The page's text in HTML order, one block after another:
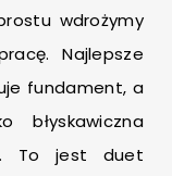
wdrożymy
Najlepsze
fundament, a
. To jest duet